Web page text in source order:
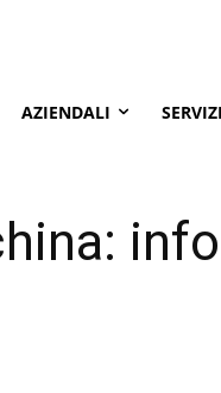
AZIENDALI SERVIZI